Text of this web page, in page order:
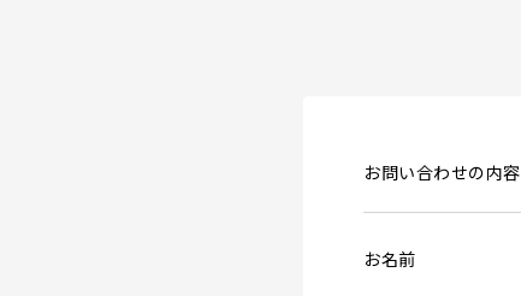
お問い合わせの内容
お名前